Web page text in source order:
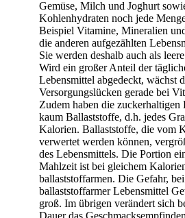
Gemüse, Milch und Joghurt
Kohlenhydraten noch jede
Beispiel Vitamine, Mineralien
die anderen aufgezählten
Sie werden deshalb auch als
Wird ein großer Anteil der
Lebensmittel abgedeckt, wächst
Versorgungslücken gerade bei
Zudem haben die zuckerhaltigen
kaum Ballaststoffe, d.h. jedes
Kalorien. Ballaststoffe, die vom
verwertet werden können,
des Lebensmittels. Die Portion
Mahlzeit ist bei gleichem
ballaststoffarmen. Die Gefahr, bei
ballaststoffarmer Lebensmittel
groß. Im übrigen verändert sich
Dauer das